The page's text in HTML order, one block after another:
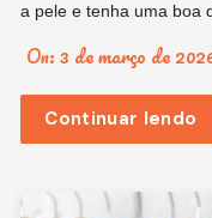
a pele e tenha uma boa
On:3 de março de
Continuar lendo